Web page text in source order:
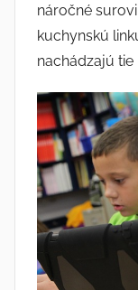
náročné
kuchynskú
nachádzajú